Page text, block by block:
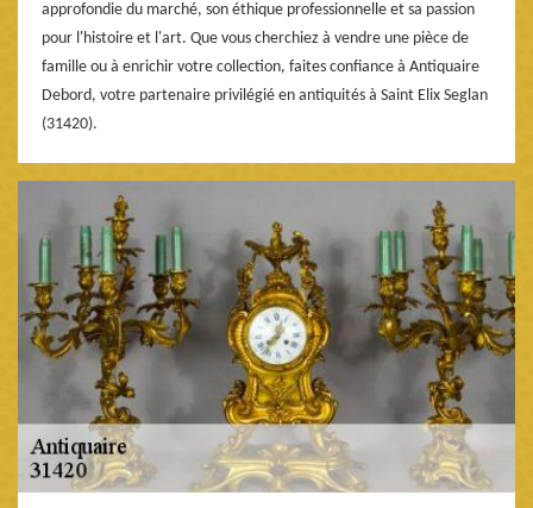
approfondie du marché, son éthique professionnelle et sa passion
pour l'histoire et l'art. Que vous cherchiez à vendre une pièce de
famille ou à enrichir votre collection, faites confiance à Antiquaire
Debord, votre partenaire privilégié en antiquités à Saint Elix Seglan
(31420).